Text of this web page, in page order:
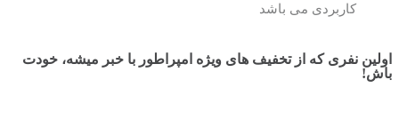
کاربردی می باشد
اولین نفری که از تخفیف های ویژه امپراطور با خبر میشه، خودت
باش!